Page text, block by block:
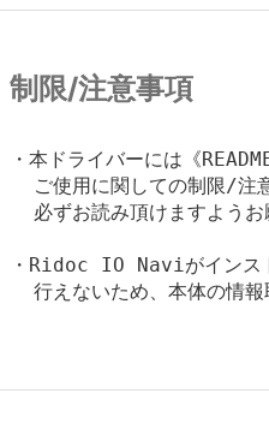
制限/注意事項
・本ドライバーには《
ご使用に関しての制限/注
必ずお読み頂けますようお
・Ridoc IO Naviがインス
行えないため、本体の情報